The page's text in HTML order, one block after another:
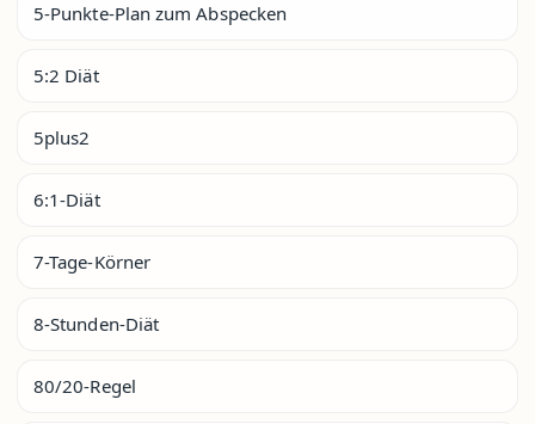
5-Punkte-Plan zum Abspecken
5:2 Diät
5plus2
6:1-Diät
7-Tage-Körner
8-Stunden-Diät
80/20-Regel